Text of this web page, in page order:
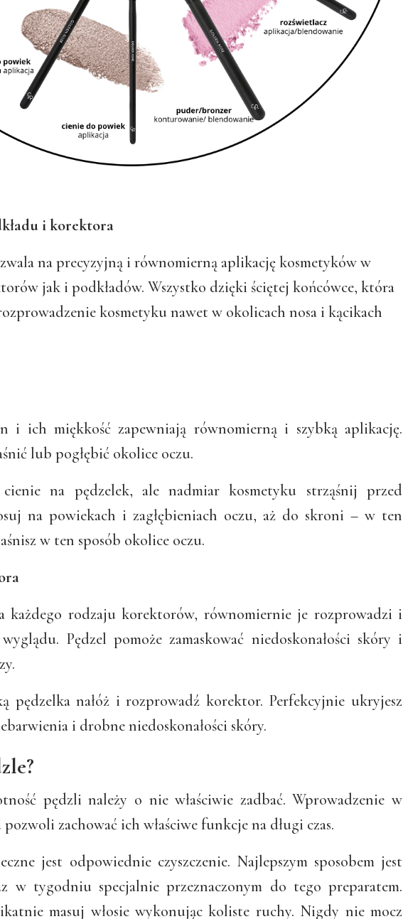
i korektora
na precyzyjną i równomierną aplikację kosmetyków w
jak i podkładów. Wszystko dzięki ściętej końcówce, która
kosmetyku nawet w okolicach nosa i kącikach
i ich miękkość zapewniają równomierną i szybką aplikację.
lub pogłębić okolice oczu.
na pędzelek, ale nadmiar kosmetyku strząśnij przed
na powiekach i zagłębieniach oczu, aż do skroni – w ten
w ten sposób okolice oczu.
każdego rodzaju korektorów, równomiernie je rozprowadzi i
Pędzel pomoże zamaskować niedoskonałości skóry i
pędzelka nałóż i rozprowadź korektor. Perfekcyjnie ukryjesz
i drobne niedoskonałości skóry.
pędzli należy o nie właściwie zadbać. Wprowadzenie w
zachować ich właściwe funkcje na długi czas.
jest odpowiednie czyszczenie. Najlepszym sposobem jest
w tygodniu specjalnie przeznaczonym do tego preparatem.
masuj włosie wykonując koliste ruchy. Nigdy nie mocz